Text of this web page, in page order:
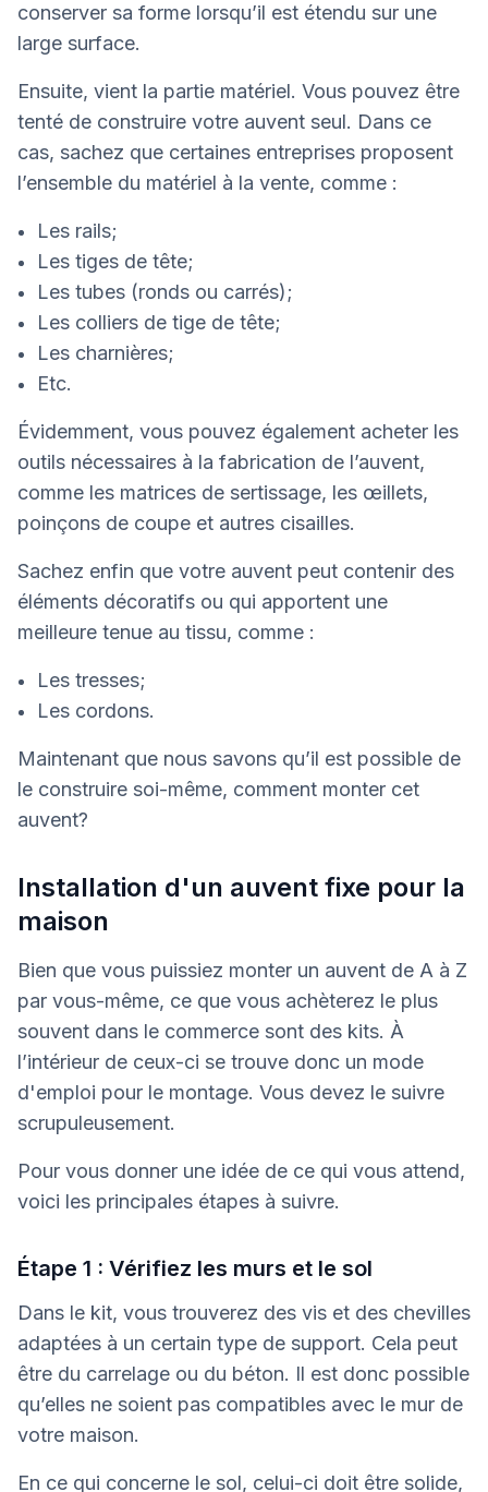
conserver sa forme lorsqu’il est étendu sur une
large surface.
Ensuite, vient la partie matériel. Vous pouvez être
tenté de construire votre auvent seul. Dans ce
cas, sachez que certaines entreprises proposent
l’ensemble du matériel à la vente, comme :
Les rails;
Les tiges de tête;
Les tubes (ronds ou carrés);
Les colliers de tige de tête;
Les charnières;
Etc.
Évidemment, vous pouvez également acheter les
outils nécessaires à la fabrication de l’auvent,
comme les matrices de sertissage, les œillets,
poinçons de coupe et autres cisailles.
Sachez enfin que votre auvent peut contenir des
éléments décoratifs ou qui apportent une
meilleure tenue au tissu, comme :
Les tresses;
Les cordons.
Maintenant que nous savons qu’il est possible de
le construire soi-même, comment monter cet
auvent?
Installation d'un auvent fixe pour la
maison
Bien que vous puissiez monter un auvent de A à Z
par vous-même, ce que vous achèterez le plus
souvent dans le commerce sont des kits. À
l’intérieur de ceux-ci se trouve donc un mode
d'emploi pour le montage. Vous devez le suivre
scrupuleusement.
Pour vous donner une idée de ce qui vous attend,
voici les principales étapes à suivre.
Étape 1 : Vérifiez les murs et le sol
Dans le kit, vous trouverez des vis et des chevilles
adaptées à un certain type de support. Cela peut
être du carrelage ou du béton. Il est donc possible
qu’elles ne soient pas compatibles avec le mur de
votre maison.
En ce qui concerne le sol, celui-ci doit être solide,